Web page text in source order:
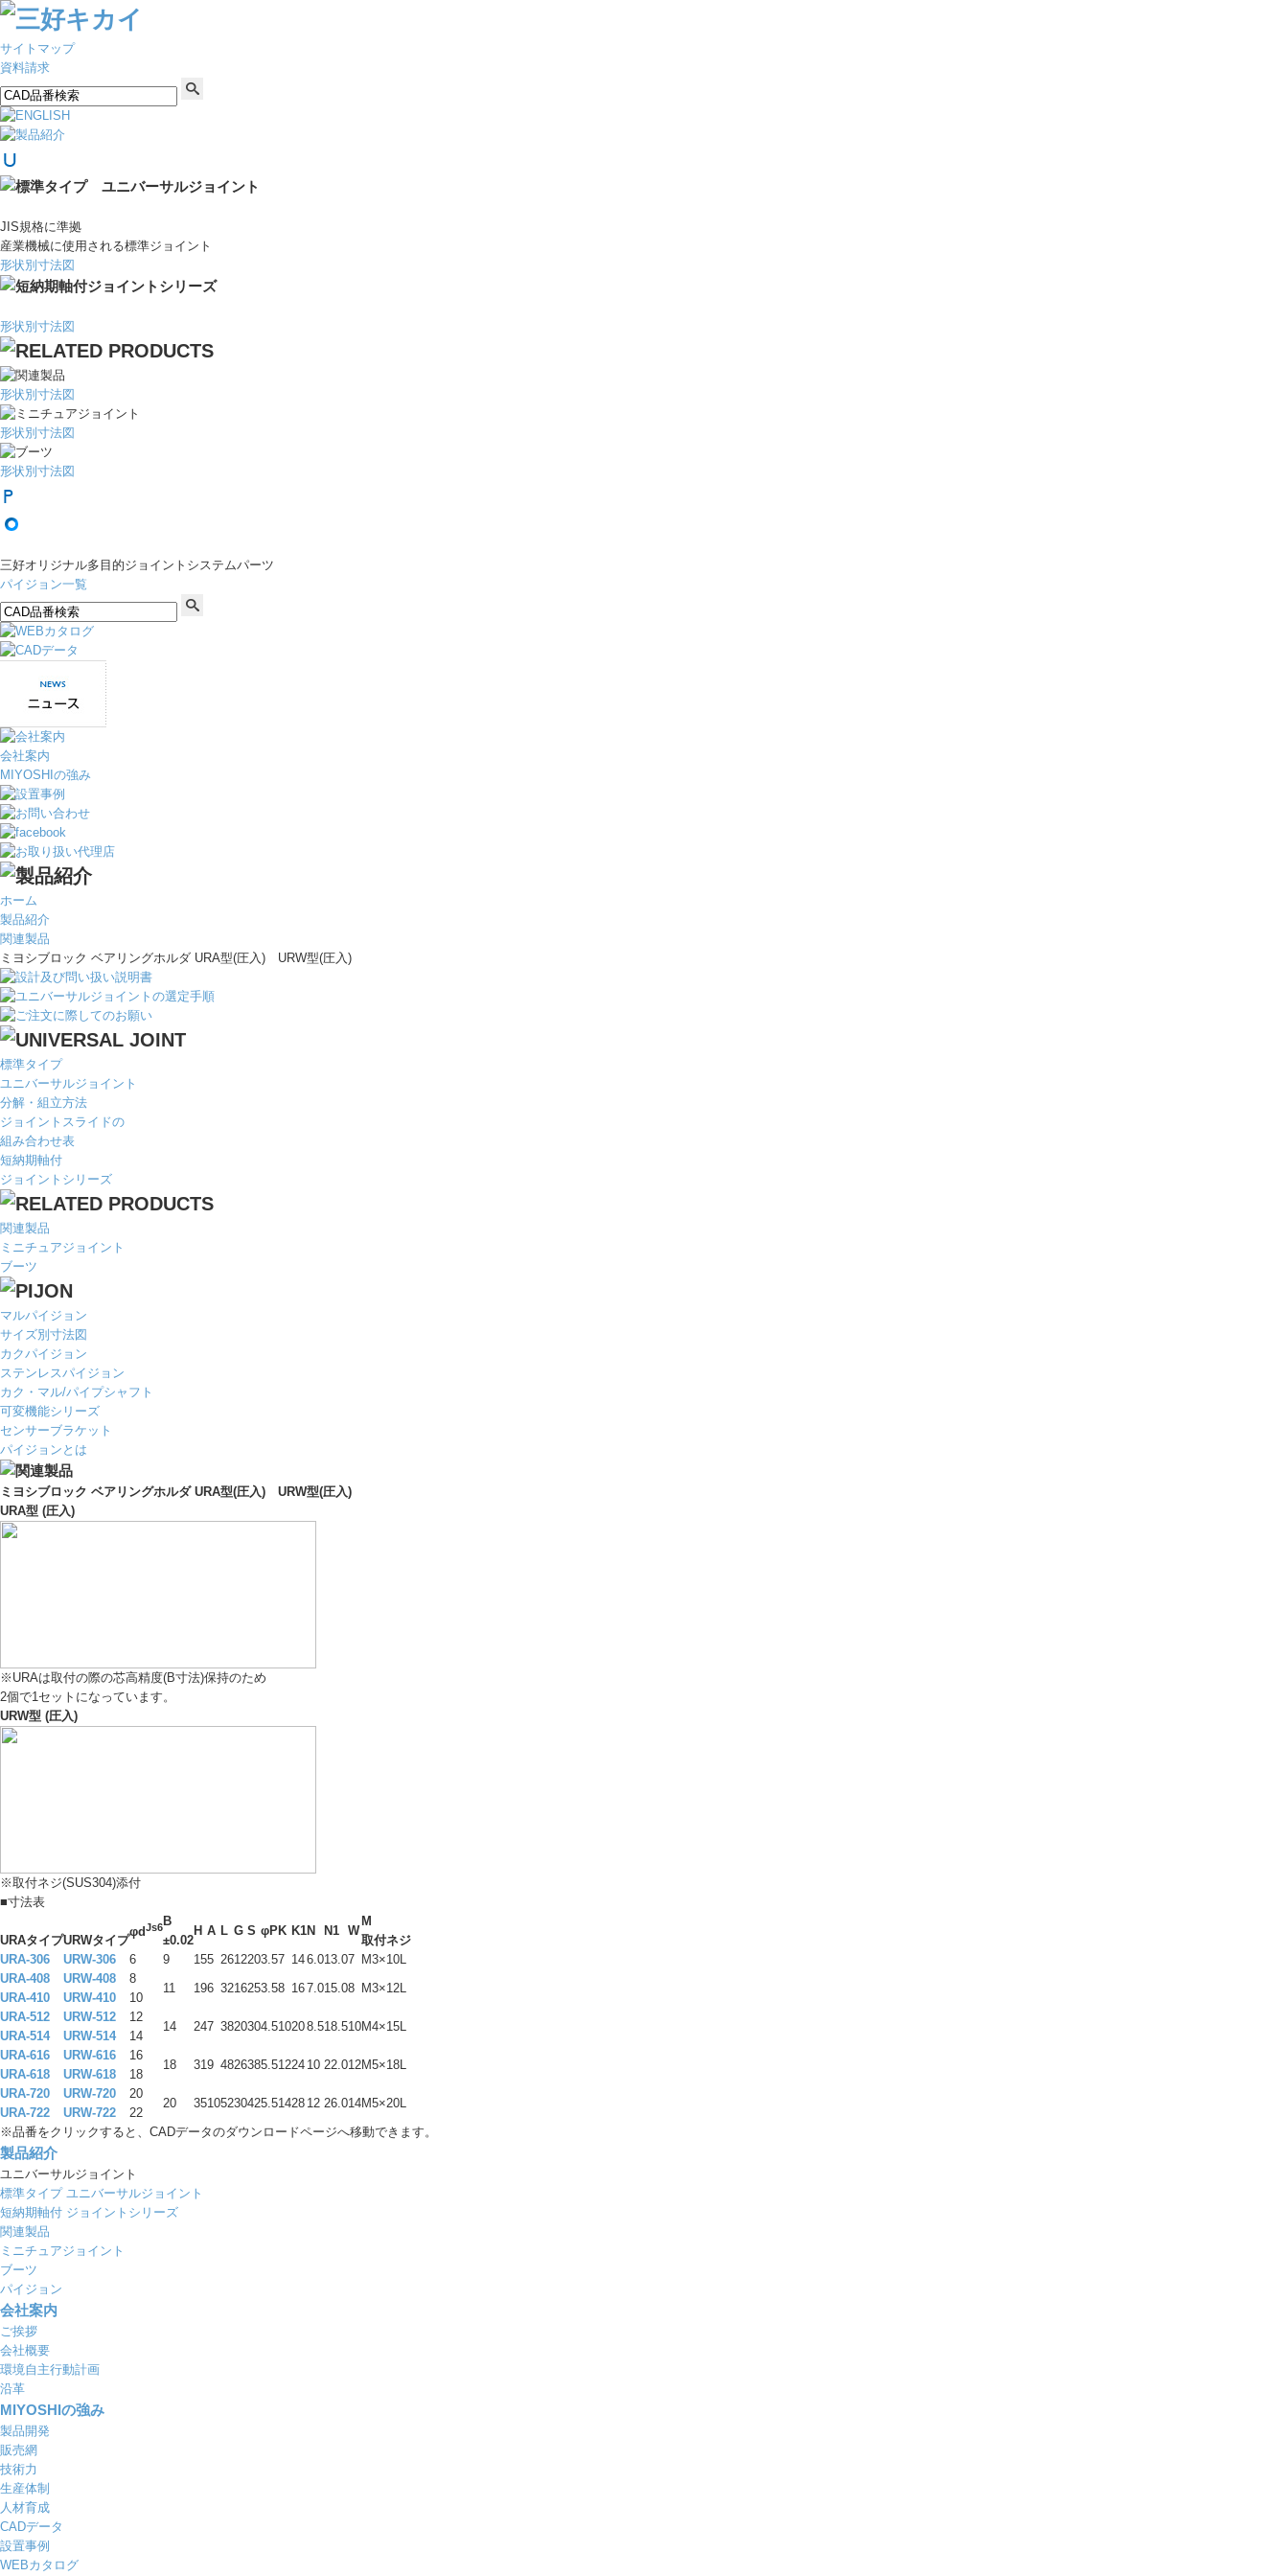
サイトマップ
資料請求
JIS規格に準拠
産業機械に使用される標準ジョイント
形状別寸法図
形状別寸法図
形状別寸法図
形状別寸法図
形状別寸法図
三好オリジナル多目的ジョイントシステムパーツ
パイジョン一覧
会社案内
MIYOSHIの強み
ホーム
製品紹介
関連製品
ミヨシブロック ベアリングホルダ URA型(圧入) URW型(圧入)
標準タイプ
ユニバーサルジョイント
分解・組立方法
ジョイントスライドの
組み合わせ表
短納期軸付
ジョイントシリーズ
関連製品
ミニチュアジョイント
ブーツ
マルパイジョン
サイズ別寸法図
カクパイジョン
ステンレスパイジョン
カク・マル/パイプシャフト
可変機能シリーズ
センサーブラケット
パイジョンとは
ミヨシブロック ベアリングホルダURA型(圧入) URW型(圧入)
URA型 (圧入)
※URAは取付の際の芯高精度(B寸法)保持のため
2個で1セットになっています。
URW型 (圧入)
※取付ネジ(SUS304)添付
■寸法表
φdJs6B
±0.02
H A L G S φPK K1N N1 W
M
取付ネジ
URAタイプURWタイプ
URA-306
URW-306 6 9 155 2612203.57 146.013.07 M3×10L
URA-408
URW-408 8
11 196 3216253.58 167.015.08 M3×12L
URA-410 URW-410
10
URA-512
URW-512 12
14 247 3820304.510208.518.510M4×15L
URA-514 URW-514
14
URA-616
URW-616 16
18 319 4826385.51224 10 22.012M5×18L
URA-618 URW-618
18
URA-720
URW-720 20
20 35105230425.51428 12 26.014M5×20L
URA-722 URW-722
22
※品番をクリックすると、CADデータのダウンロードページへ移動できます。
製品紹介
ユニバーサルジョイント
標準タイプ ユニバーサルジョイント
短納期軸付 ジョイントシリーズ
関連製品
ミニチュアジョイント
ブーツ
パイジョン
会社案内
ご挨拶
会社概要
環境自主行動計画
沿革
MIYOSHIの強み
製品開発
販売網
技術力
生産体制
人材育成
CADデータ
設置事例
WEBカタログ